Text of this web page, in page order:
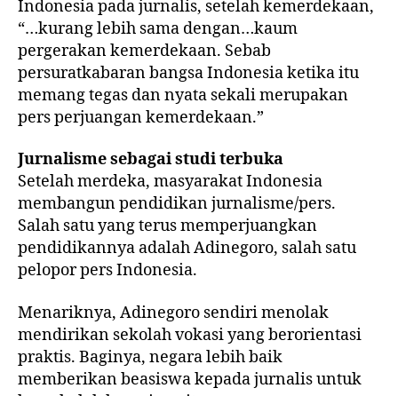
Indonesia pada jurnalis, setelah kemerdekaan,
“…kurang lebih sama dengan…kaum
pergerakan kemerdekaan. Sebab
persuratkabaran bangsa Indonesia ketika itu
memang tegas dan nyata sekali merupakan
pers perjuangan kemerdekaan.”
Jurnalisme sebagai studi terbuka
Setelah merdeka, masyarakat Indonesia
membangun pendidikan jurnalisme/pers.
Salah satu yang terus memperjuangkan
pendidikannya adalah Adinegoro, salah satu
pelopor pers Indonesia.
Menariknya, Adinegoro sendiri menolak
mendirikan sekolah vokasi yang berorientasi
praktis. Baginya, negara lebih baik
memberikan beasiswa kepada jurnalis untuk